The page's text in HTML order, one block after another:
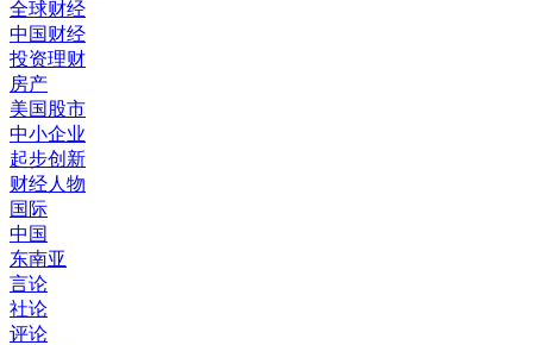
全球财经
中国财经
投资理财
房产
美国股市
中小企业
起步创新
财经人物
国际
中国
东南亚
言论
社论
评论